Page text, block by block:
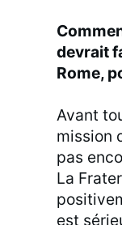
devrait
Rome,
Avant
mission
pas
La
est